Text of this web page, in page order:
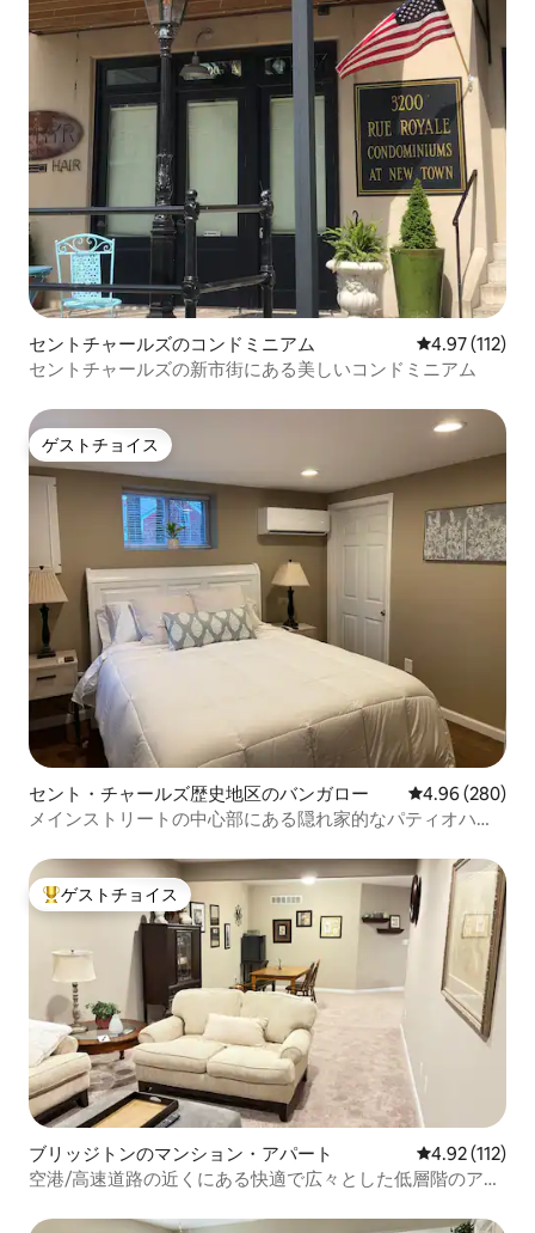
セントチャールズのコンドミニアム レビュー112
4.97 (112)
セントチャールズの新市街にある美しいコンドミニアム
ゲストチョイス
ゲストチョイス
セント・チャールズ歴史地区のバンガロー レビュー280
4.96 (280)
メインストリートの中心部にある隠れ家的なパティオハウ
大好評のゲストチョイスです。
ゲストチョイス
ブリッジトンのマンション・アパート レビュー112
4.92 (112)
空港/高速道路の近くにある快適で広々とした低層階のアパ